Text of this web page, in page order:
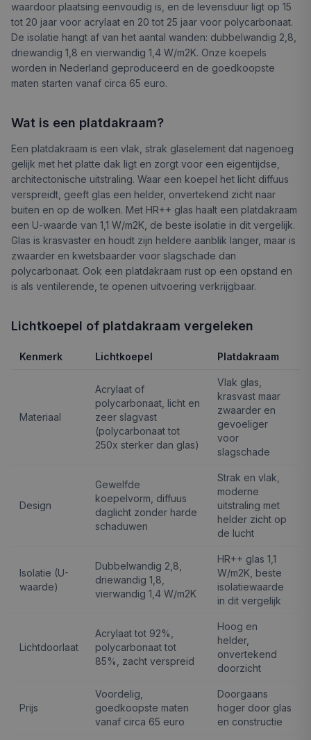
waardoor plaatsing eenvoudig is, en de levensduur ligt op 15
tot 20 jaar voor acrylaat en 20 tot 25 jaar voor polycarbonaat.
De isolatie hangt af van het aantal wanden: dubbelwandig 2,8,
driewandig 1,8 en vierwandig 1,4 W/m2K. Onze koepels
worden in Nederland geproduceerd en de goedkoopste
maten starten vanaf circa 65 euro.
Wat is een platdakraam?
Een platdakraam is een vlak, strak glaselement dat nagenoeg
gelijk met het platte dak ligt en zorgt voor een eigentijdse,
architectonische uitstraling. Waar een koepel het licht diffuus
verspreidt, geeft glas een helder, onvertekend zicht naar
buiten en op de wolken. Met HR++ glas haalt een platdakraam
een U-waarde van 1,1 W/m2K, de beste isolatie in dit vergelijk.
Glas is krasvaster en houdt zijn heldere aanblik langer, maar is
zwaarder en kwetsbaarder voor slagschade dan
polycarbonaat. Ook een platdakraam rust op een opstand en
is als ventilerende, te openen uitvoering verkrijgbaar.
Lichtkoepel of platdakraam vergeleken
Kenmerk Lichtkoepel Platdakraam
Materiaal
Acrylaat of
polycarbonaat, licht en
zeer slagvast
(polycarbonaat tot
250x sterker dan glas)
Vlak glas,
krasvast maar
zwaarder en
gevoeliger
voor
slagschade
Design
Gewelfde
koepelvorm, diffuus
daglicht zonder harde
schaduwen
Strak en vlak,
moderne
uitstraling met
helder zicht op
de lucht
Isolatie (U-
waarde)
Dubbelwandig 2,8,
driewandig 1,8,
vierwandig 1,4 W/m2K
HR++ glas 1,1
W/m2K, beste
isolatiewaarde
in dit vergelijk
Lichtdoorlaat
Acrylaat tot 92%,
polycarbonaat tot
85%, zacht verspreid
Hoog en
helder,
onvertekend
doorzicht
Prijs
Voordelig,
goedkoopste maten
vanaf circa 65 euro
Doorgaans
hoger door glas
en constructie